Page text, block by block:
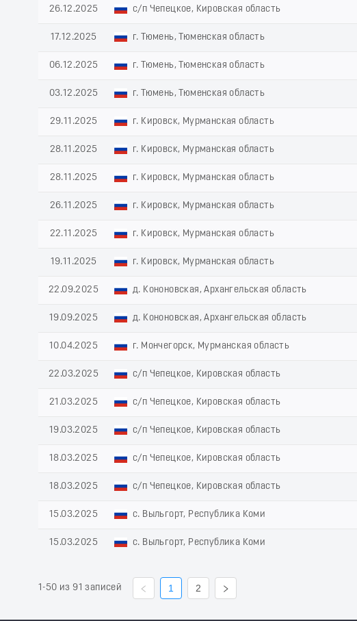
26.12.2025 с/п Чепецкое, Кировская область
17.12.2025 г. Тюмень, Тюменская область
06.12.2025 г. Тюмень, Тюменская область
03.12.2025 г. Тюмень, Тюменская область
29.11.2025 г. Кировск, Мурманская область
28.11.2025 г. Кировск, Мурманская область
28.11.2025 г. Кировск, Мурманская область
26.11.2025 г. Кировск, Мурманская область
22.11.2025 г. Кировск, Мурманская область
19.11.2025 г. Кировск, Мурманская область
22.09.2025 д. Кононовская, Архангельская область
19.09.2025 д. Кононовская, Архангельская область
10.04.2025 г. Мончегорск, Мурманская область
22.03.2025 с/п Чепецкое, Кировская область
21.03.2025 с/п Чепецкое, Кировская область
19.03.2025 с/п Чепецкое, Кировская область
18.03.2025 с/п Чепецкое, Кировская область
18.03.2025 с/п Чепецкое, Кировская область
15.03.2025 с. Выльгорт, Республика Коми
15.03.2025 с. Выльгорт, Республика Коми
1-50 из 91 записей 1 2